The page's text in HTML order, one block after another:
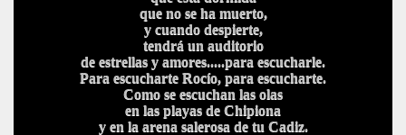
que no se ha muerto,
y cuando despierte,
tendrá un auditorio
de estrellas y amores.....para escucharle.
Para escucharte Rocío, para escucharte.
Como se escuchan las olas
en las playas de Chipiona
y en la arena salerosa de tu Cadiz.